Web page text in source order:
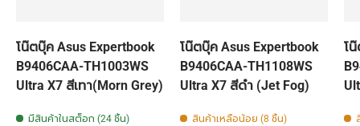
โน๊ตบุ๊ค Asus Expertbook
B9406CAA-TH1003WS
Ultra X7 สีเทา(Morn Grey)
มีสินค้าในสต็อก (24 ชิ้น)
โน๊ตบุ๊ค Asus Expertbook
B9406CAA-TH1108WS
Ultra X7 สีดำ (Jet Fog)
สินค้าเหลือน้อย (8 ชิ้น)
โ